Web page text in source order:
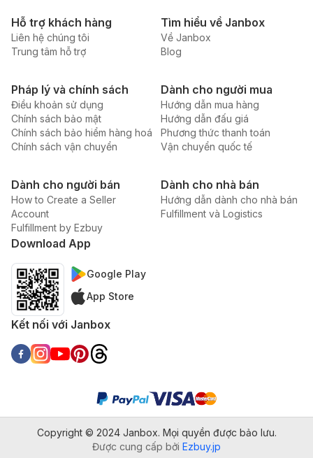
Hỗ trợ khách hàng
Liên hệ chúng tôi
Trung tâm hỗ trợ
Tìm hiểu về Janbox
Về Janbox
Blog
Pháp lý và chính sách
Điều khoản sử dụng
Chính sách bảo mật
Chính sách bảo hiểm hàng hoá
Chính sách vận chuyển
Dành cho người mua
Hướng dẫn mua hàng
Hướng dẫn đấu giá
Phương thức thanh toán
Vận chuyển quốc tế
Dành cho người bán
How to Create a Seller
Account
Fulfillment by Ezbuy
Dành cho nhà bán
Hướng dẫn dành cho nhà bán
Fulfillment và Logistics
Download App
Google Play
App Store
Kết nối với Janbox
Copyright © 2024 Janbox. Mọi quyền được bảo lưu.
Được cung cấp bởi Ezbuy.jp